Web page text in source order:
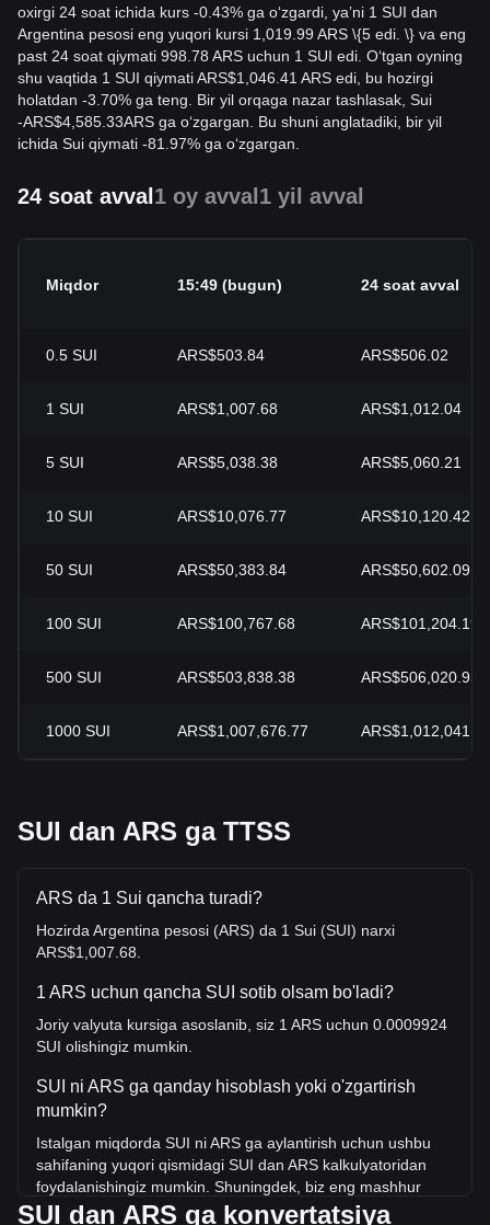
oxirgi 24 soat ichida kurs -0.43% ga oʻzgardi, yaʼni 1 SUI dan
Argentina pesosi eng yuqori kursi 1,019.99 ARS \{5 edi. \} va eng
past 24 soat qiymati 998.78 ARS uchun 1 SUI edi. Oʻtgan oyning
shu vaqtida 1 SUI qiymati ARS$1,046.41 ARS edi, bu hozirgi
holatdan -3.70% ga teng. Bir yil orqaga nazar tashlasak, Sui
-ARS$4,585.33ARS ga oʻzgargan. Bu shuni anglatadiki, bir yil
ichida Sui qiymati -81.97% ga oʻzgargan.
24 soat avval 1 oy avval 1 yil avval
Miqdor 15:49 (bugun) 24 soat avval
0.5 SUI ARS$503.84 ARS$506.02
1 SUI ARS$1,007.68 ARS$1,012.04
5 SUI ARS$5,038.38 ARS$5,060.21
10 SUI ARS$10,076.77 ARS$10,120.42
50 SUI ARS$50,383.84 ARS$50,602.09
100 SUI ARS$100,767.68 ARS$101,204.19
500 SUI ARS$503,838.38 ARS$506,020.93
1000 SUI ARS$1,007,676.77
SUI dan ARS ga TTSS
ARS da 1 Sui qancha turadi?
Hozirda Argentina pesosi (ARS) da 1 Sui (SUI) narxi
ARS$1,007.68.
1 ARS uchun qancha SUI sotib olsam bo'ladi?
Joriy valyuta kursiga asoslanib, siz 1 ARS uchun 0.0009924
SUI olishingiz mumkin.
SUI ni ARS ga qanday hisoblash yoki o'zgartirish
mumkin?
Istalgan miqdorda SUI ni ARS ga aylantirish uchun ushbu
sahifaning yuqori qismidagi SUI dan ARS kalkulyatoridan
foydalanishingiz mumkin. Shuningdek, biz eng mashhur
konvertatsiyalar uchun tezkor ma'lumotnoma jadvallarini
SUI dan ARS ga konvertatsiya